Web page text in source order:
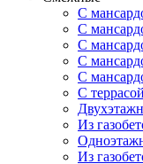
С
С
С
С
С
С
Из
Из